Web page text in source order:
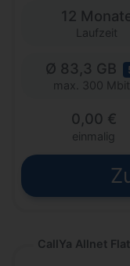
12
Laufzeit
Ø 83,3 GB
max. 300
0,00 €
einmalig
CallYa Allnet Flat